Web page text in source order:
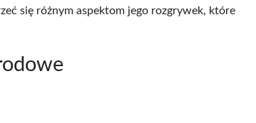
się różnym aspektom jego rozgrywek, które